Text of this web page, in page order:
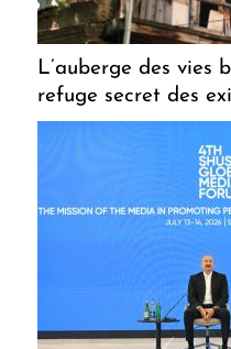
L’auberge des vies
refuge secret des